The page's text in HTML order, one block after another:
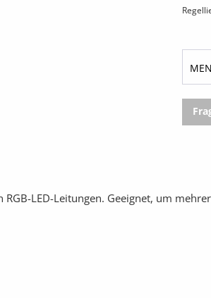
LED-Leitungen. Geeignet, um